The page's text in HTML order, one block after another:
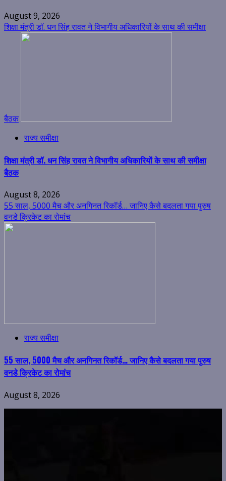
August 9, 2026
शिक्षा मंत्री डॉ. धन सिंह रावत ने विभागीय अधिकारियों के साथ की समीक्षा
बैठक
राज्य समीक्षा
शिक्षा मंत्री डॉ. धन सिंह रावत ने विभागीय अधिकारियों के साथ की समीक्षा
बैठक
August 8, 2026
55 साल, 5000 मैच और अनगिनत रिकॉर्ड… जानिए कैसे बदलता गया पुरुष
वनडे क्रिकेट का रोमांच
राज्य समीक्षा
55 साल, 5000 मैच और अनगिनत रिकॉर्ड… जानिए कैसे बदलता गया पुरुष
वनडे क्रिकेट का रोमांच
August 8, 2026